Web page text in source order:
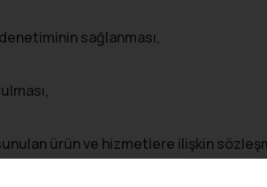
sağlanması,
ürün ve hizmetlere ilişkin